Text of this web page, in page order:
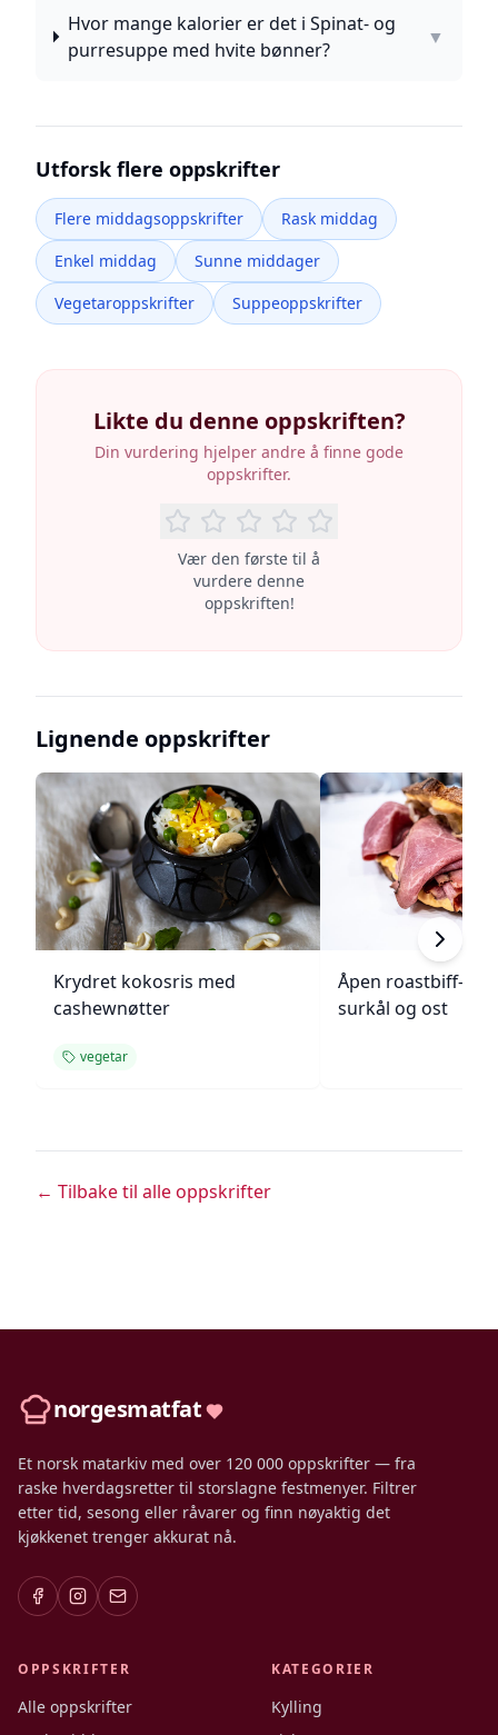
Hvor mange kalorier er det i Spinat- og
purresuppe med hvite bønner?
▼
Utforsk flere oppskrifter
Flere middagsoppskrifter
Rask middag
Enkel middag
Sunne middager
Vegetaroppskrifter
Suppeoppskrifter
Likte du denne oppskriften?
Din vurdering hjelper andre å finne gode
oppskrifter.
Vær den første til å
vurdere denne
oppskriften!
Lignende oppskrifter
Krydret kokosris med
cashewnøtter
vegetar
Åpen roastbiff-
surkål og ost
← Tilbake til alle oppskrifter
norgesmatfat
Et norsk matarkiv med over 120 000 oppskrifter — fra
raske hverdagsretter til storslagne festmenyer. Filtrer
etter tid, sesong eller råvarer og finn nøyaktig det
kjøkkenet trenger akkurat nå.
OPPSKRIFTER
Alle oppskrifter
KATEGORIER
Kylling